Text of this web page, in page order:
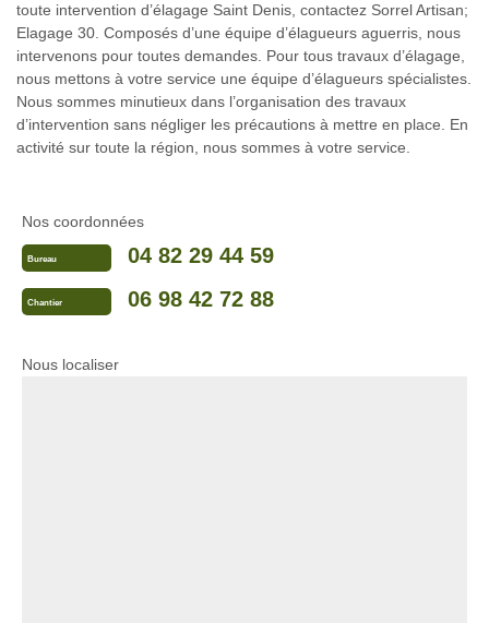
toute intervention d’élagage Saint Denis, contactez Sorrel Artisan;
Elagage 30. Composés d’une équipe d’élagueurs aguerris, nous
intervenons pour toutes demandes. Pour tous travaux d’élagage,
nous mettons à votre service une équipe d’élagueurs spécialistes.
Nous sommes minutieux dans l’organisation des travaux
d’intervention sans négliger les précautions à mettre en place. En
activité sur toute la région, nous sommes à votre service.
Nos coordonnées
Bureau 04 82 29 44 59
Chantier 06 98 42 72 88
Nous localiser